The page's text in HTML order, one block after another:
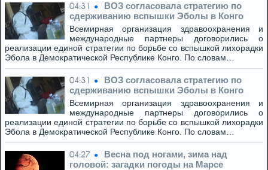
04:31
ВОЗ согласовала стратегию по
сдерживанию вспышки Эболы в Конго
Всемирная организация здравоохранения и
международные партнеры договорились о
реализации единой стратегии по борьбе со вспышкой лихорадки
Эбола в Демократической Республике Конго. По словам…
04:31
ВОЗ согласовала стратегию по
сдерживанию вспышки Эболы в Конго
Всемирная организация здравоохранения и
международные партнеры договорились о
реализации единой стратегии по борьбе со вспышкой лихорадки
Эбола в Демократической Республике Конго. По словам…
04:27
Весна под ногами, зима над
головой: загадки погоды на Марсе